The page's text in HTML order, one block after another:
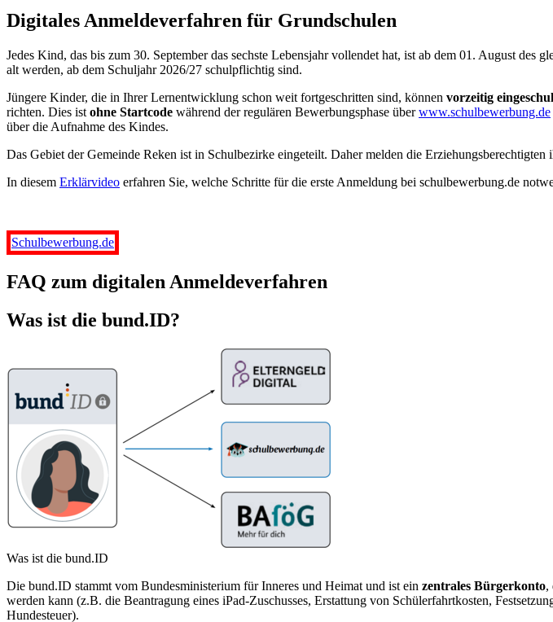
Digitales Anmeldeverfahren für Grundschulen
Jedes Kind, das bis zum 30. September das sechste Lebensjahr vollendet hat, ist ab dem 01. August des
alt werden, ab dem Schuljahr 2026/27 schulpflichtig sind.
Jüngere Kinder, die in Ihrer Lernentwicklung schon weit fortgeschritten sind, können vorzeitig
richten. Dies ist ohne Startcode während der regulären Bewerbungsphase überwww.schulbewerbung.de
über die Aufnahme des Kindes.
Das Gebiet der Gemeinde Reken ist in Schulbezirke eingeteilt. Daher melden die
In diesem Erklärvideo erfahren Sie, welche Schritte für die erste Anmeldung bei schulbewerbung.de
Schulbewerbung.de
FAQ zum digitalen Anmeldeverfahren
Was ist die bund.ID?
Was ist die bund.ID
Die bund.ID stammt vom Bundesministerium für Inneres und Heimat und ist ein zentrales Bürgerkonto,
werden kann (z.B. die Beantragung eines iPad-Zuschusses, Erstattung von Schülerfahrtkosten,
Hundesteuer).